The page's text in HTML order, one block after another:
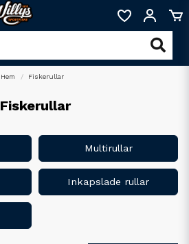
Hem Fiskerullar
Fiskerullar
Multirullar
Inkapslade rullar